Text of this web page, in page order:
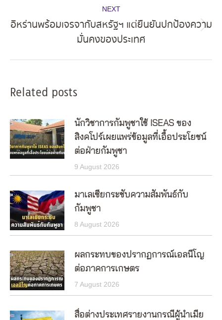
NEXT
Next
post:
อิหร่านพร้อมเจรจากับสหรัฐฯ แต่ยืนยันปกป้องความ
มั่นคงของประเทศ
Related posts
นักวิชาการกัมพูชาใช้ ISEAS ของ
สิงคโปร์เผยแพร่ข้อมูลที่เอื้อประโยชน์
ต่อฝ่ายกัมพูชา
9 August 2026
มาเลเซียกระชับความสัมพันธ์กับ
กัมพูชา
8 August 2026
ผลกระทบของปรากฏการณ์เอลนีโญ
ต่อภาคการเกษตร
7 August 2026
สื่อต่างประเทศรายงานกรณีผู้นำเมีย